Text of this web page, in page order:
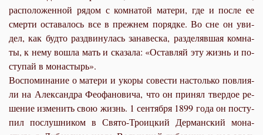
рас­по­ло­жен­ной ря­дом с ком­на­той ма­те­ри, где и по­сле ее
смер­ти оста­ва­лось все в преж­нем по­ряд­ке. Во сне он уви­
дел, как буд­то раз­дви­ну­лась за­на­вес­ка, раз­де­ляв­шая ком­на­
ты, к нему во­шла мать и ска­за­ла: «Остав­ляй эту жизнь и по­
сту­пай в мо­на­стырь».
Вос­по­ми­на­ние о ма­те­ри и уко­ры со­ве­сти на­столь­ко по­вли­я­
ли на Алек­сандра Фе­о­фа­но­ви­ча, что он при­нял твер­дое ре­
ше­ние из­ме­нить свою жизнь. 1 сен­тяб­ря 1899 го­да он по­сту­
пил по­слуш­ни­ком в Свя­то-Тро­иц­кий Дер­ман­ский мо­на­